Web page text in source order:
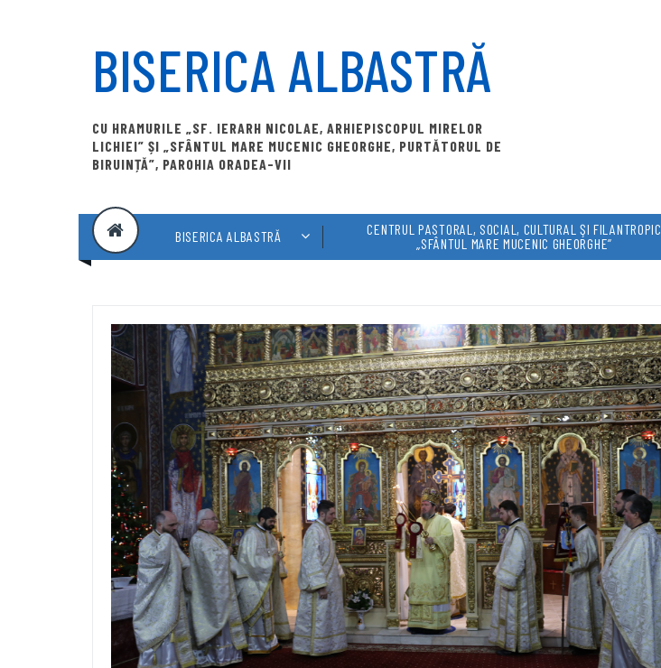
BISERICA ALBASTRĂ
CU HRAMURILE „SF. IERARH NICOLAE, ARHIEPISCOPUL MIRELOR
LICHIEI” ȘI „SFÂNTUL MARE MUCENIC GHEORGHE, PURTĂTORUL DE
BIRUINȚĂ”, PAROHIA ORADEA-VII
BISERICA ALBASTRĂ
CENTRUL PASTORAL, SOCIAL, CULTURAL ŞI FILANTROPIC
„SFÂNTUL MARE MUCENIC GHEORGHE”